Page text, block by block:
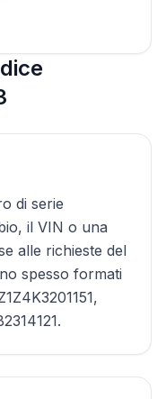
di serie
il VIN o una
alle richieste del
spesso formati